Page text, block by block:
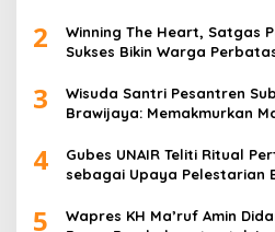
2
Winning The Heart, Satgas
Sukses Bikin Warga
3
Wisuda Santri Pesantren
Brawijaya: Memakmurkan
4
Gubes UNAIR Teliti Ritual
sebagai Upaya Pelestarian
5
Wapres KH Ma’ruf Amin